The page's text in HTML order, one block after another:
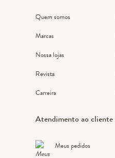
Quem somos
Marcas
Nossa lojas
Revista
Carreira
Atendimento ao cliente
Meus pedidos